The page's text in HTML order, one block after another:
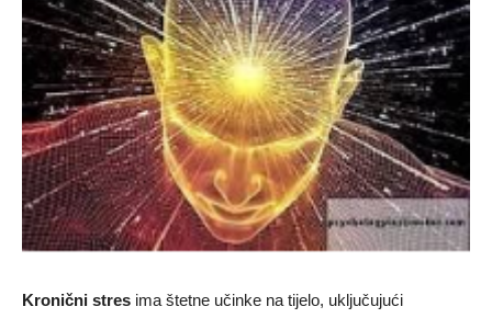
Kronični stres ima štetne učinke na tijelo, uključujući